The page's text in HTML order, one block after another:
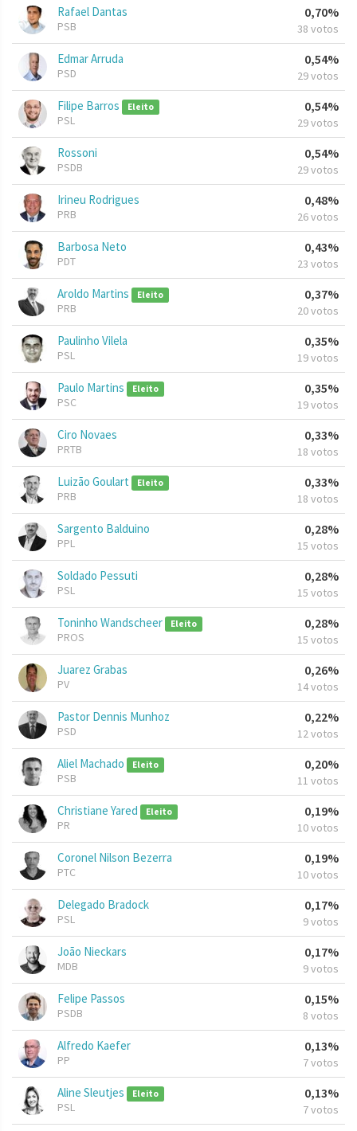
Rafael Dantas
PSB
0,70%
38 votos
Edmar Arruda
PSD
0,54%
29 votos
Filipe Barros Eleito
PSL
0,54%
29 votos
Rossoni
PSDB
0,54%
29 votos
Irineu Rodrigues
PRB
0,48%
26 votos
Barbosa Neto
PDT
0,43%
23 votos
Aroldo Martins Eleito
PRB
0,37%
20 votos
Paulinho Vilela
PSL
0,35%
19 votos
Paulo Martins Eleito
PSC
0,35%
19 votos
Ciro Novaes
PRTB
0,33%
18 votos
Luizão Goulart Eleito
PRB
0,33%
18 votos
Sargento Balduino
PPL
0,28%
15 votos
Soldado Pessuti
PSL
0,28%
15 votos
Toninho Wandscheer Eleito
PROS
0,28%
15 votos
Juarez Grabas
PV
0,26%
14 votos
Pastor Dennis Munhoz
PSD
0,22%
12 votos
Aliel Machado Eleito
PSB
0,20%
11 votos
Christiane Yared Eleito
PR
0,19%
10 votos
Coronel Nilson Bezerra
PTC
0,19%
10 votos
Delegado Bradock
PSL
0,17%
9 votos
João Nieckars
MDB
0,17%
9 votos
Felipe Passos
PSDB
0,15%
8 votos
Alfredo Kaefer
PP
0,13%
7 votos
Aline Sleutjes Eleito
PSL
0,13%
7 votos